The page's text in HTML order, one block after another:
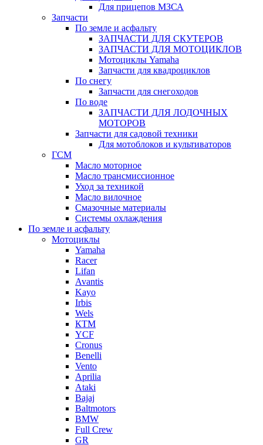
Для прицепов МЗСА
Запчасти
По земле и асфальту
ЗАПЧАСТИ ДЛЯ СКУТЕРОВ
ЗАПЧАСТИ ДЛЯ МОТОЦИКЛОВ
Мотоциклы Yamaha
Запчасти для квадроциклов
По снегу
Запчасти для снегоходов
По воде
ЗАПЧАСТИ ДЛЯ ЛОДОЧНЫХ
МОТОРОВ
Запчасти для садовой техники
Для мотоблоков и культиваторов
ГСМ
Масло моторное
Масло трансмиссионное
Уход за техникой
Масло вилочное
Смазочные материалы
Системы охлаждения
По земле и асфальту
Мотоциклы
Yamaha
Racer
Lifan
Avantis
Kayo
Irbis
Wels
КТМ
YCF
Cronus
Benelli
Vento
Aprilia
Ataki
Bajaj
Baltmotors
BMW
Full Crew
GR